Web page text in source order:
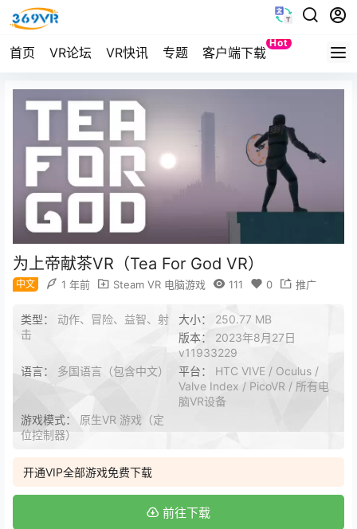
首页 VR论坛 VR快讯 专题 客户端下载
Hot
Quest
为上帝献茶VR（Tea For God VR）
中文 1 年前 Steam VR 电脑游戏 111 0 推广
类型： 动作、冒险、益智、射
击
大小： 250.77 MB
版本： 2023年8月27日
v11933229
语言： 多国语言（包含中文） 平台： HTC VIVE / Oculus /
Valve Index / PicoVR / 所有电
脑VR设备
游戏模式： 原生VR 游戏（定
位控制器）
开通VIP全部游戏免费下载
前往下载